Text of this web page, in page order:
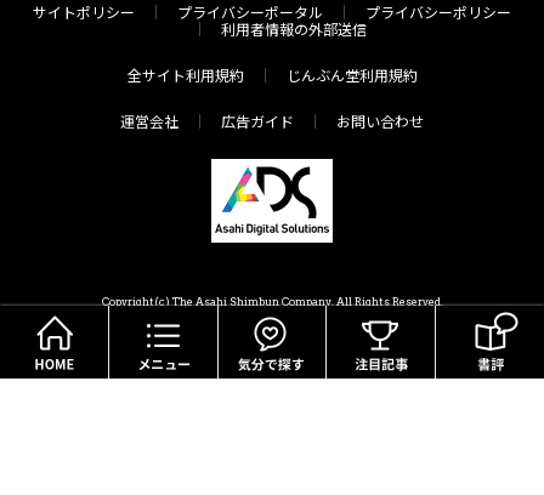
サイトポリシー プライバシーポータル
プライバシーポリシー
利用者情報の外部送信
全サイト利用規約 じんぶん堂利用規約
運営会社 広告ガイド お問い合わせ
Copyright(c) The Asahi Shimbun Company. All Rights Reserved.